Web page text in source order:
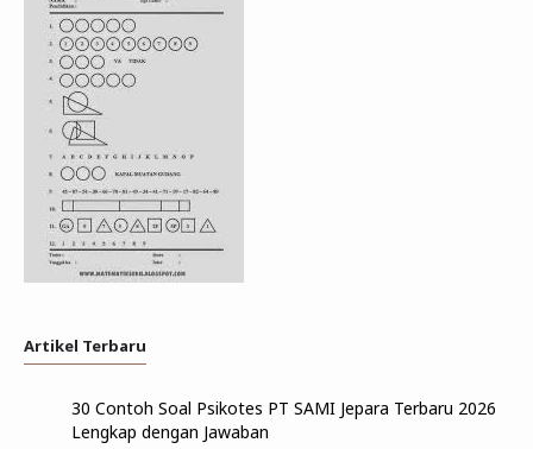
Artikel Terbaru
30 Contoh Soal Psikotes PT SAMI Jepara Terbaru 2026
Lengkap dengan Jawaban